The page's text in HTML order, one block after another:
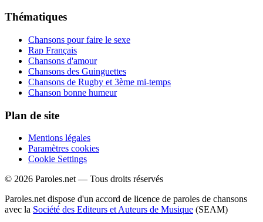
Thématiques
Chansons pour faire le sexe
Rap Français
Chansons d'amour
Chansons des Guinguettes
Chansons de Rugby et 3ème mi-temps
Chanson bonne humeur
Plan de site
Mentions légales
Paramètres cookies
Cookie Settings
© 2026 Paroles.net — Tous droits réservés
Paroles.net dispose d'un accord de licence de paroles de chansons
avec la Société des Editeurs et Auteurs de Musique (SEAM)